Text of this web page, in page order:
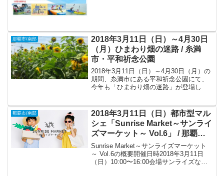
那覇市/南部
2018年3月11日（日）～4月30日
（月）ひまわり畑の迷路 / 糸満
市・平和祈念公園
2018年3月11日（日）～4月30日（月）の
期間、糸満市にある平和祈念公園にて、
今年も「ひまわり畑の迷路」が登場しま
那覇市/南部
2018年3月11日（日）都市型マル
シェ「Sunrise Market～サンライ
ズマーケット～ Vol.6」 / 那覇
市・サンライズなは商店街
Sunrise Market～サンライズマーケット
～ Vol.6の概要開催日時2018年3月11日
（日）10:00〜16:00会場サンライズなは